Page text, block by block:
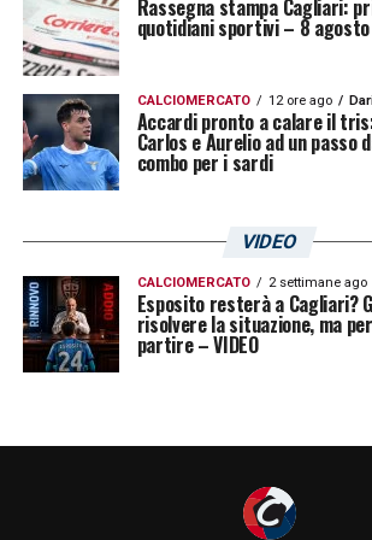
stessoZengaieri al termine
Sicuramente il 2-0 sui campioni
ma un allenatore va giudicato
lavoro e in questo tour de
non ha potuto farlo molto.
prestazioni non all’altezza e più
tattica discutibile che fanno
bilancia verso il no. La società è
altri profili, come quelli di Fabio
EusebioDi Francesco
.
»), il destino di
segnato. Gli resta un’ultima
Rassegna stampa Cagliari:
quotidiani sportivi – 8
CALCIOMERCATO 12 ore ago
Accardi pronto a calare il
Carlos e Aurelio ad un passo
combo per i sardi
VIDEO
CALCIOMERCATO 2 settimane ago
Esposito resterà a Cagliari?
risolvere la situazione, ma
partire – VIDEO